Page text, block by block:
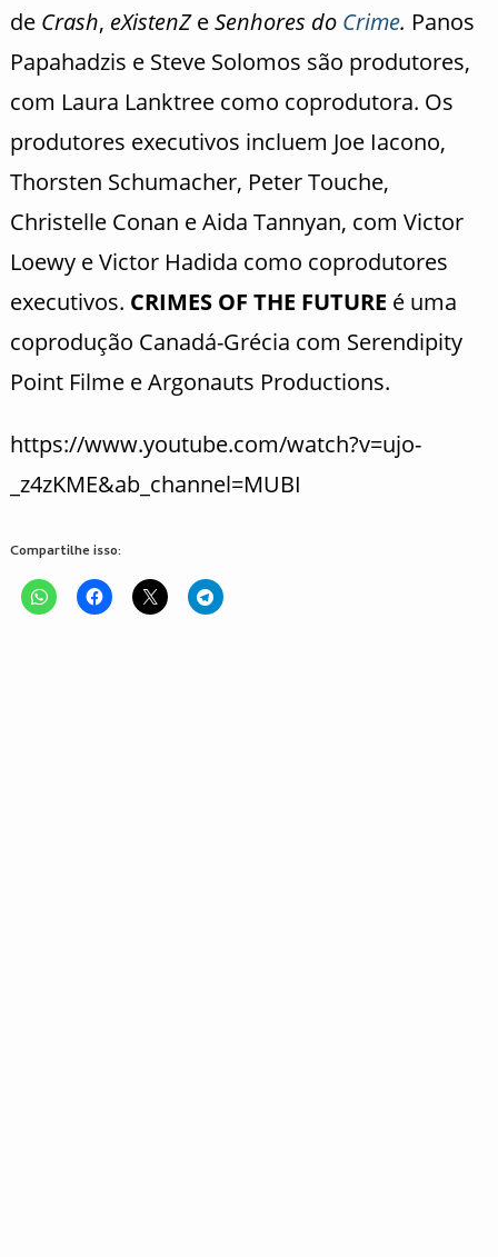
de Crash, eXistenZeSenhores do Crime. Panos
Papahadzis e Steve Solomos são produtores,
com Laura Lanktree como coprodutora. Os
produtores executivos incluem Joe Iacono,
Thorsten Schumacher, Peter Touche,
Christelle Conan e Aida Tannyan, com Victor
Loewy e Victor Hadida como coprodutores
executivos. CRIMES OF THE FUTURE é uma
coprodução Canadá-Grécia com Serendipity
Point Filme e Argonauts Productions.
https://www.youtube.com/watch?v=ujo-
_z4zKME&ab_channel=MUBI
Compartilhe isso: